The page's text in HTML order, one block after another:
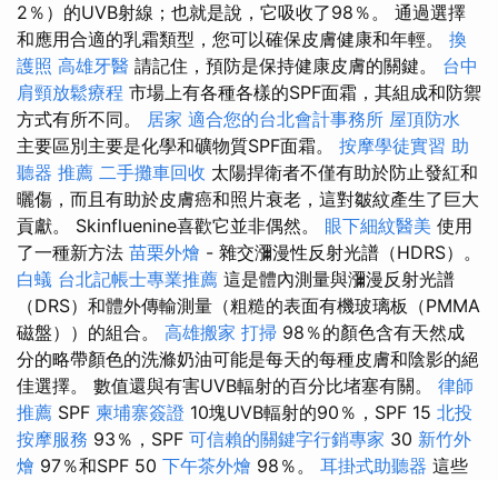
2％）的UVB射線；也就是說，它吸收了98％。 通過選擇
和應用合適的乳霜類型，您可以確保皮膚健康和年輕。 換
護照 高雄牙醫 請記住，預防是保持健康皮膚的關鍵。 台中
肩頸放鬆療程 市場上有各種各樣的SPF面霜，其組成和防禦
方式有所不同。 居家 適合您的台北會計事務所 屋頂防水
主要區別主要是化學和礦物質SPF面霜。 按摩學徒實習 助
聽器 推薦 二手攤車回收 太陽捍衛者不僅有助於防止發紅和
曬傷，而且有助於皮膚癌和照片衰老，這對皺紋產生了巨大
貢獻。 Skinfluenine喜歡它並非偶然。 眼下細紋醫美 使用
了一種新方法 苗栗外燴 - 雜交瀰漫性反射光譜（HDRS）。
白蟻 台北記帳士專業推薦 這是體內測量與瀰漫反射光譜
（DRS）和體外傳輸測量（粗糙的表面有機玻璃板（PMMA
磁盤））的組合。 高雄搬家 打掃 98％的顏色含有天然成
分的略帶顏色的洗滌奶油可能是每天的每種皮膚和陰影的絕
佳選擇。 數值還與有害UVB輻射的百分比堵塞有關。 律師
推薦 SPF 柬埔寨簽證 10塊UVB輻射的90％，SPF 15 北投
按摩服務 93％，SPF 可信賴的關鍵字行銷專家 30 新竹外
燴 97％和SPF 50 下午茶外燴 98％。 耳掛式助聽器 這些